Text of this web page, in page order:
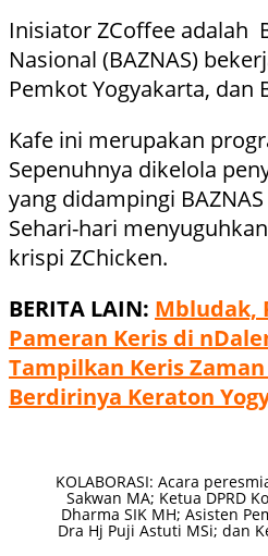
Inisiator ZCoffee adalah
Nasional (BAZNAS)
Pemkot Yogyakarta, dan
Kafe ini merupakan
Sepenuhnya dikelola
yang didampingi
Sehari-hari
krispi ZChicken.
BERITA LAIN: Mbludak,
Pameran Keris di
Tampilkan Keris
Berdirinya Keraton
KOLABORASI: Acara
Sakwan MA; Ketua DPRD
Dharma SIK MH; Asisten
Dra Hj Puji Astuti MSi; dan